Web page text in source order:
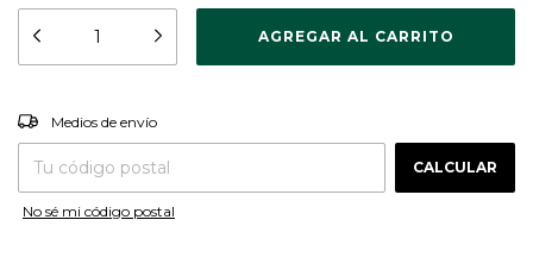
Entregas para el CP:
Medios de envío
CALCULAR
No sé mi código postal